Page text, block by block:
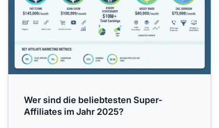
Wer sind die beliebtesten Super-
Affiliates im Jahr 2025?